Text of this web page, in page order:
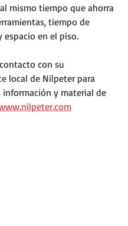
mismo tiempo que ahorra
tiempo de
espacio en el piso.
con su
local de Nilpeter para
información y material de